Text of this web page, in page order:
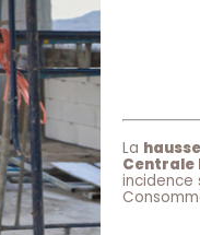
La
Centrale
incidence